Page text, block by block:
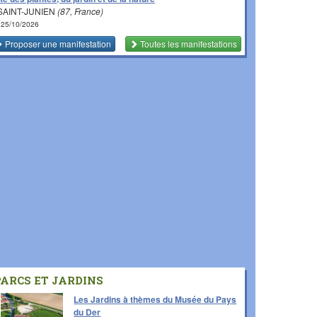
JUNIEN (87, France)
10/2026
Proposer une manifestation Toutes les manifestations
ET JARDINS
Les Jardins à thèmes du Musée du Pays
du Der